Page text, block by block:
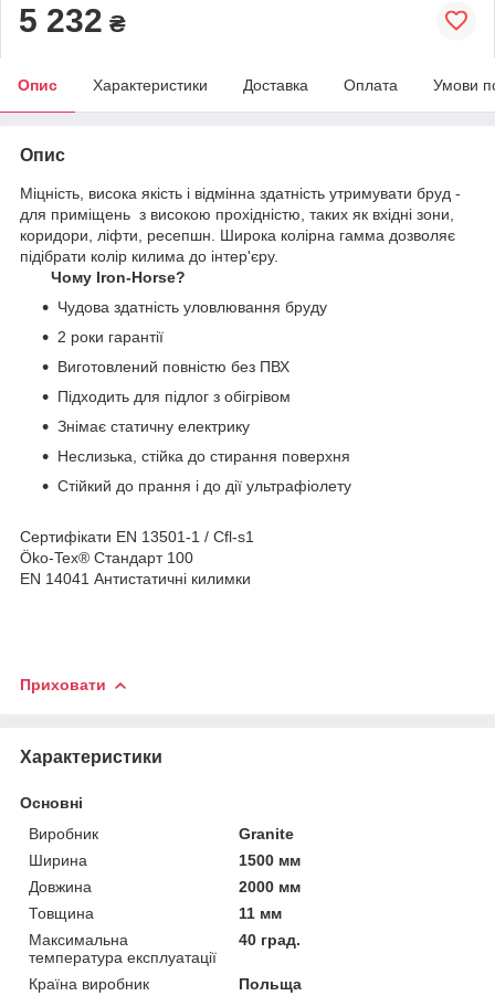
5 232 ₴
Опис Характеристики Доставка Оплата Умови
Опис
Міцність, висока якість і відмінна здатність утримувати бруд -
для приміщень з високою прохідністю, таких як вхідні зони,
коридори, ліфти, ресепшн. Широка колірна гамма дозволяє
підібрати колір килима до інтер'єру.
Чому Iron-Horse?
Чудова здатність уловлювання бруду
2 роки гарантії
Виготовлений повністю без ПВХ
Підходить для підлог з обігрівом
Знімає статичну електрику
Неслизька, стійка до стирання поверхня
Стійкий до прання і до дії ультрафіолету
Сертифікати EN 13501-1 / Cfl-s1
Öko-Tex® Стандарт 100
EN 14041 Антистатичні килимки
Приховати
Характеристики
Основні
Виробник
Granite
Ширина
1500 мм
Довжина
2000 мм
Товщина
11 мм
Максимальна
температура експлуатації
40 град.
Країна виробник
Польща